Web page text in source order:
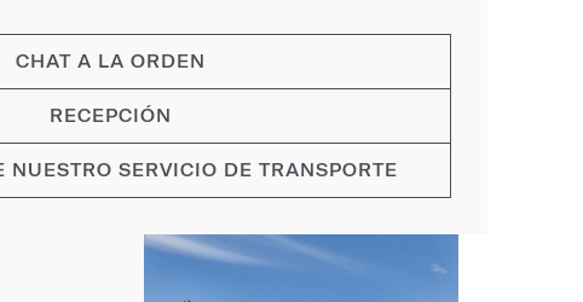
sapien risus. Hendrerit arcu at
eleifend condimentum quam tellus
dui etiam dolor sed imperdiet consequat.
CHAT A LA ORDEN
RECEPCIÓN​​​​​​​
NUESTRO SERVICIO DE TRANSPORTE​​​​​​​